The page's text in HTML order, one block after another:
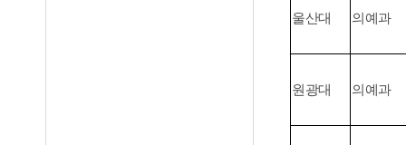
울산대 의예과
원광대 의예과